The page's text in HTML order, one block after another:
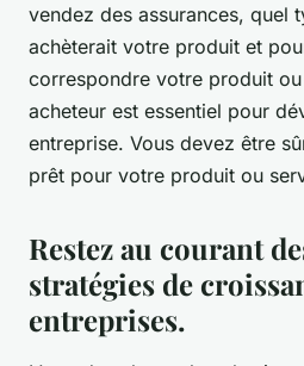
vendez des assurances, quel
achèterait votre produit et
correspondre votre produit
acheteur est essentiel pour
entreprise. Vous devez être
prêt pour votre produit ou
Restez au courant
stratégies de
entreprises.